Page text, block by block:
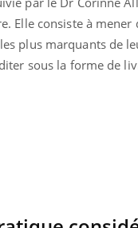
Elle consiste à
plus marquants de
sous la forme de